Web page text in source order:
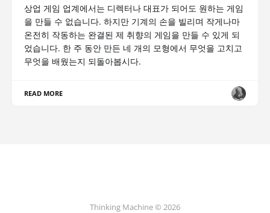
상업 게임 업계에서는 디렉터나 대표가 되어도 원하는 게임
을 만들 수 없습니다. 하지만 기계의 손을 빌리며 작게나마
온전히 작동하는 완결된 제 취향의 게임을 만들 수 있게 되
었습니다. 한 주 동안 만든 네 개의 모형에서 무엇을 고치고
무엇을 배웠는지 되돌아봅시다.
READ MORE
Thinking Machine © 2026